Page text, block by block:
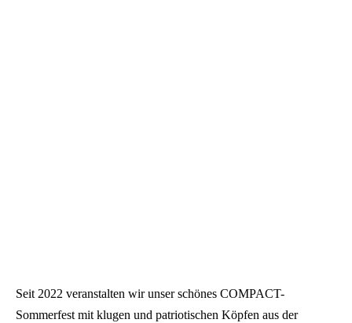
Seit 2022 veranstalten wir unser schönes COMPACT-
Sommerfest mit klugen und patriotischen Köpfen aus der